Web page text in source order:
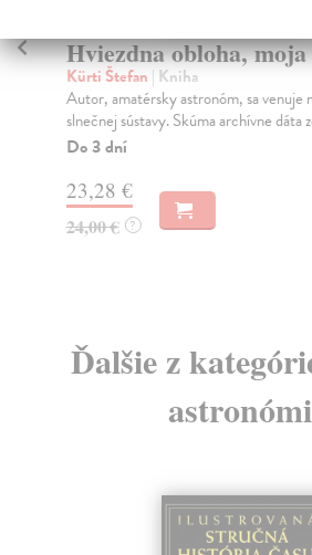
Hviezdny posol
Tyson Degrasse Neil
Neil deGrasse Tyson vníma civilizáciu
kozmickej perspektívy. Vrhá nové svetlo
Na sklade
17,96 €
18,90 € ?
Ďalšie z